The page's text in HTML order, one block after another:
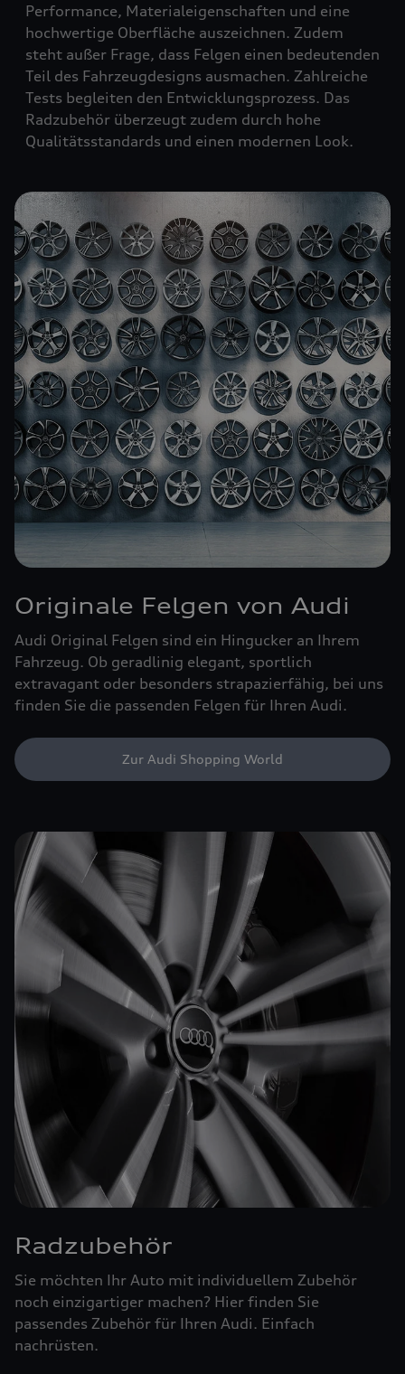
Performance, Materialeigenschaften und eine
hochwertige Oberfläche auszeichnen. Zudem
steht außer Frage, dass Felgen einen bedeutenden
Teil des Fahrzeugdesigns ausmachen. Zahlreiche
Tests begleiten den Entwicklungsprozess. Das
Radzubehör überzeugt zudem durch hohe
Qualitätsstandards und einen modernen Look.
Originale Felgen von Audi
Audi Original Felgen sind ein Hingucker an Ihrem
Fahrzeug. Ob geradlinig elegant, sportlich
extravagant oder besonders strapazierfähig, bei uns
finden Sie die passenden Felgen für Ihren Audi.
Zur Audi Shopping World
Radzubehör
Sie möchten Ihr Auto mit individuellem Zubehör
noch einzigartiger machen? Hier finden Sie
passendes Zubehör für Ihren Audi. Einfach
nachrüsten.